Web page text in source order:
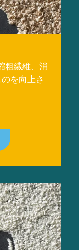
粗繊維、消
を向上さ